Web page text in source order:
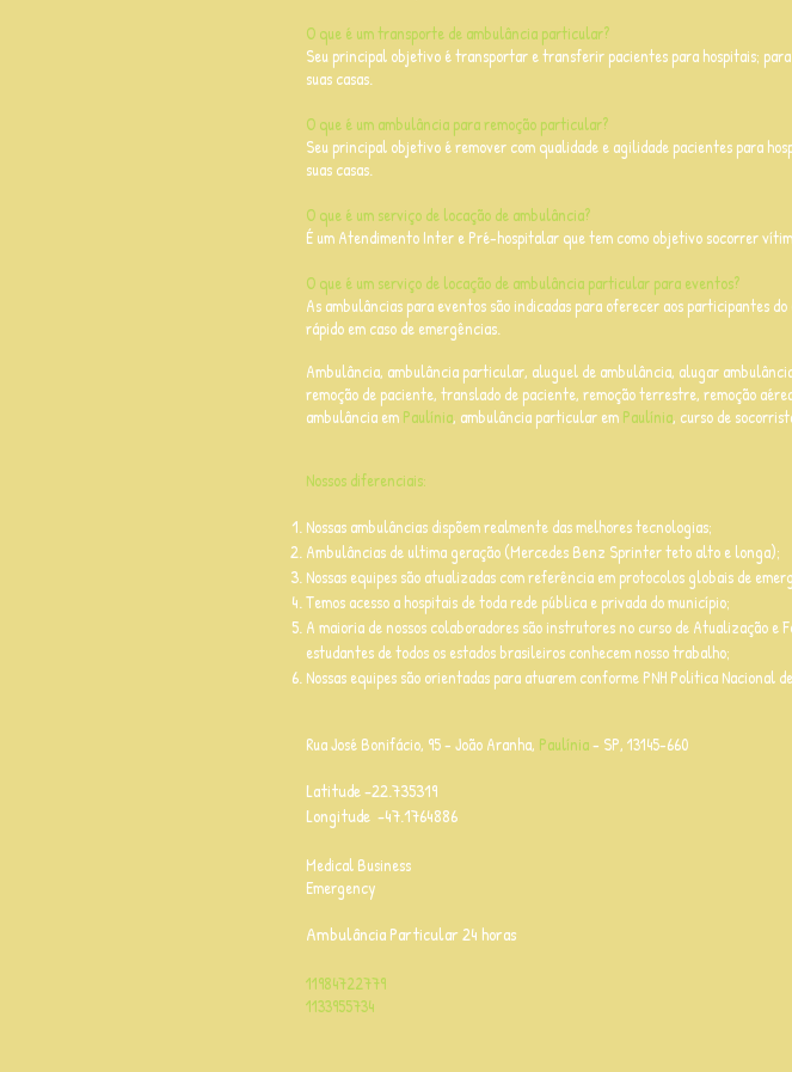
O que é um transporte de ambulância particular?
Seu principal objetivo é transportar e transferir pacientes para hospitais;
suas casas.
O que é um ambulância para remoção particular?
Seu principal objetivo é remover com qualidade e agilidade pacientes para
suas casas.
O que é um serviço de locação de ambulância?
É um Atendimento Inter e Pré-hospitalar que tem como objetivo socorrer
O que é um serviço de locação de ambulância particular para eventos?
As ambulâncias para eventos são indicadas para oferecer aos participantes
rápido em caso de emergências.
Ambulância, ambulância particular, aluguel de ambulância, alugar
remoção de paciente, translado de paciente, remoção terrestre, remoção
ambulância em Paulínia, ambulância particular em Paulínia, curso de
Nossos diferenciais:
Nossas ambulâncias dispõem realmente das melhores tecnologias;
Ambulâncias de ultima geração (Mercedes Benz Sprinter teto alto e longa);
Nossas equipes são atualizadas com referência em protocolos globais de
Temos acesso a hospitais de toda rede pública e privada do município;
A maioria de nossos colaboradores são instrutores no curso de Atualização e
estudantes de todos os estados brasileiros conhecem nosso trabalho;
Nossas equipes são orientadas para atuarem conforme PNH Politica Nacional
Rua José Bonifácio, 95 - João Aranha, Paulínia- SP, 13145-660
Latitude -22.735319
Longitude -47.1764886
Medical Business
Emergency
Ambulância Particular 24 horas
11984722779
1133955734